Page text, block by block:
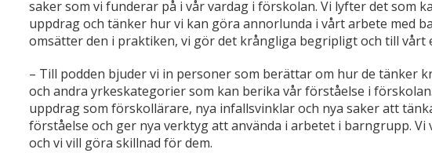
saker som vi funderar på i vår vardag i förskolan. Vi lyfter det som
uppdrag och tänker hur vi kan göra annorlunda i vårt arbete med
omsätter den i praktiken, vi gör det krångliga begripligt och till vårt
– Till podden bjuder vi in personer som berättar om hur de tänker
och andra yrkeskategorier som kan berika vår förståelse i
uppdrag som förskollärare, nya infallsvinklar och nya saker att
förståelse och ger nya verktyg att använda i arbetet i barngrupp.
och vi vill göra skillnad för dem.